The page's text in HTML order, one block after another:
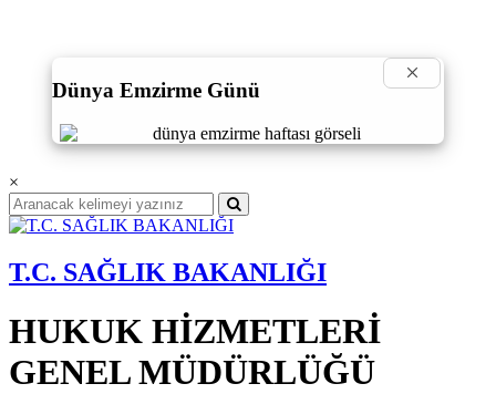
Dünya Emzirme Günü
×
×
T.C. SAĞLIK BAKANLIĞI
HUKUK HİZMETLERİ
GENEL MÜDÜRLÜĞÜ